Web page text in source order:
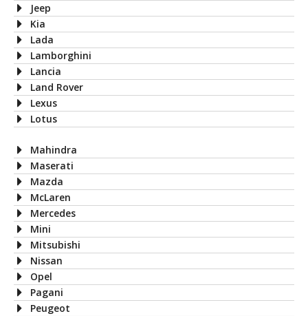
Jeep
Kia
Lada
Lamborghini
Lancia
Land Rover
Lexus
Lotus
Mahindra
Maserati
Mazda
McLaren
Mercedes
Mini
Mitsubishi
Nissan
Opel
Pagani
Peugeot